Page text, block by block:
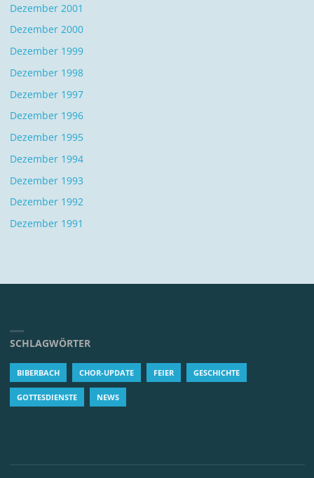
Dezember 2001
Dezember 2000
Dezember 1999
Dezember 1998
Dezember 1997
Dezember 1996
Dezember 1995
Dezember 1994
Dezember 1993
Dezember 1992
Dezember 1991
SCHLAGWÖRTER
BIBERBACH CHOR-UPDATE FEIER GESCHICHTE
GOTTESDIENSTE NEWS